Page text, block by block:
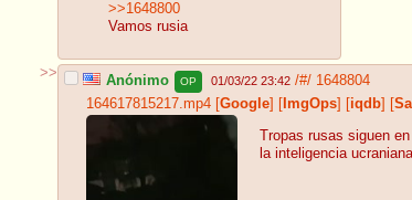
>>1648800
Vamos rusia
>> Anónimo OP 01/03/22 23:42 /#/ 1648804
164617815217.mp4 Google ImgOps iqdb
Tropas rusas siguen
la inteligencia ucraniana